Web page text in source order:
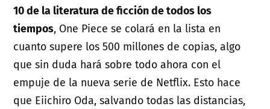
10 de la literatura de ficción de todos los
tiempos, One Piece se colará en la lista en
cuanto supere los 500 millones de copias, algo
que sin duda hará sobre todo ahora con el
empuje de la nueva serie de Netflix. Esto hace
que Eiichiro Oda, salvando todas las distancias,